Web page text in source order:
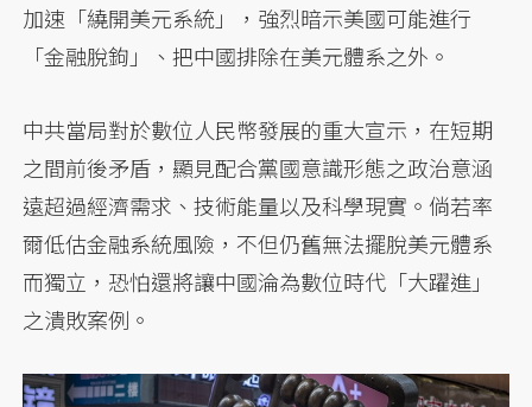
加速「繞開美元系統」，強烈暗示美國可能進行
「金融脫鉤」、把中國排除在美元體系之外。
中共當局對於數位人民幣發展的重大宣示，在短期
之間前後矛盾，顯見配合黨國意識形態之政治意涵
遠超過經濟需求、技術能量以及科學現實。倘若率
爾低估金融系統風險，不但仍舊無法擺脫美元體系
而獨立，恐怕還將讓中國淪為數位時代「大躍進」
之潰敗案例。